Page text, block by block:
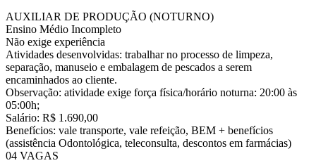
AUXILIAR DE PRODUÇÃO (NOTURNO)
Ensino Médio Incompleto
Não exige experiência
Atividades desenvolvidas: trabalhar no processo de limpeza,
separação, manuseio e embalagem de pescados a serem
encaminhados ao cliente.
Observação: atividade exige força física/horário noturna: 20:00 às
05:00h;
Salário: R$ 1.690,00
Benefícios: vale transporte, vale refeição, BEM + benefícios
(assistência Odontológica, teleconsulta, descontos em farmácias)
04 VAGAS